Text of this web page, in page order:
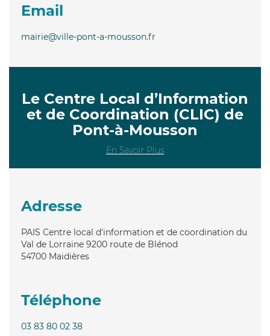
Email
mairie@ville-pont-a-mousson.fr
Le Centre Local d’Information
et de Coordination (CLIC) de
Pont-à-Mousson
En Savoir Plus
Adresse
PAIS Centre local d'information et de coordination du
Val de Lorraine 9200 route de Blénod
54700 Maidières
Téléphone
03 83 80 02 38